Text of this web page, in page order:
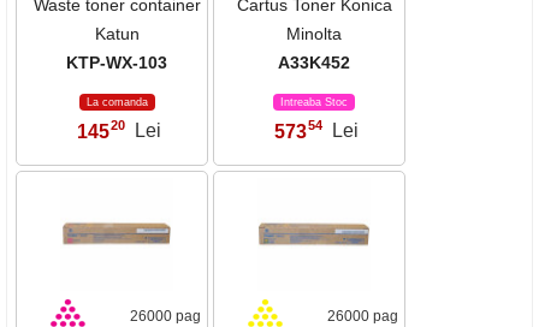
Waste toner container
Katun
KTP-WX-103
La comanda
14520 Lei
Cartus Toner Konica
Minolta
A33K452
Intreaba Stoc
57354 Lei
26000 pag 26000 pag